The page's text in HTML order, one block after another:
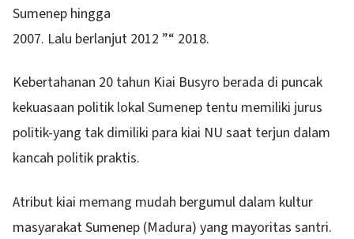
Sumenep hingga
2007. Lalu berlanjut 2012 ”“ 2018.
Kebertahanan 20 tahun Kiai Busyro berada di puncak
kekuasaan politik lokal Sumenep tentu memiliki jurus
politik-yang tak dimiliki para kiai NU saat terjun dalam
kancah politik praktis.
Atribut kiai memang mudah bergumul dalam kultur
masyarakat Sumenep (Madura) yang mayoritas santri.